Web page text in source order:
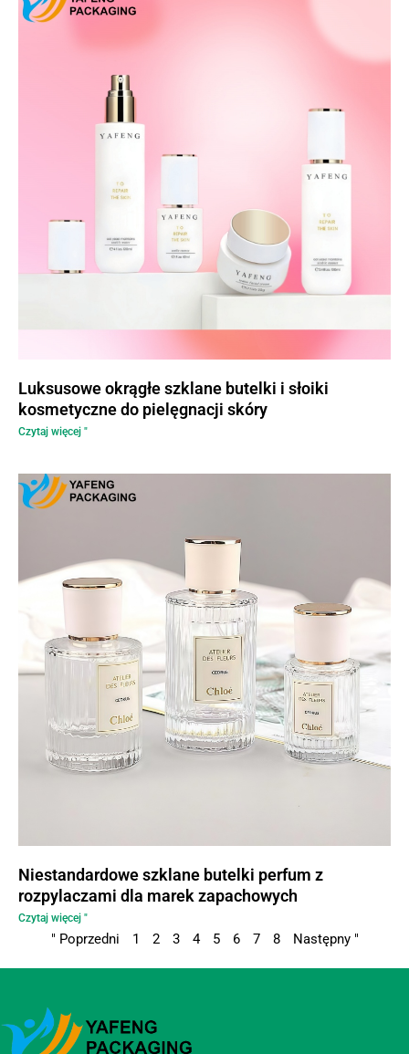
Luksusowe okrągłe szklane butelki i słoiki
kosmetyczne do pielęgnacji skóry
Czytaj więcej "
Niestandardowe szklane butelki perfum z
rozpylaczami dla marek zapachowych
Czytaj więcej "
" Poprzedni 1 2 3 4 5 6 7 8 Następny "